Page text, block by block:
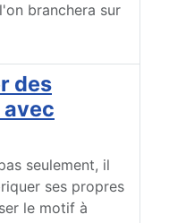
branchera sur
des
seulement, il
ses propres
le motif à